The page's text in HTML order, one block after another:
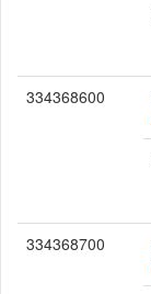
334368600
334368700